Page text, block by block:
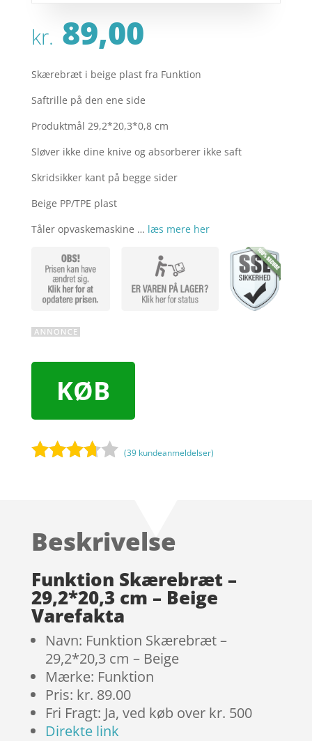
kr. 89,00
Skærebræt i beige plast fra Funktion
Saftrille på den ene side
Produktmål 29,2*20,3*0,8 cm
Sløver ikke dine knive og absorberer ikke saft
Skridsikker kant på begge sider
Beige PP/TPE plast
Tåler opvaskemaskine … læs mere her
KØB
baseret
kundebe
dømmel
ser
(39 kundeanmeldelser)
Beskrivelse
Funktion Skærebræt –
29,2*20,3 cm – Beige
Varefakta
Navn: Funktion Skærebræt –
29,2*20,3 cm – Beige
Mærke: Funktion
Pris: kr. 89.00
Fri Fragt: Ja, ved køb over kr. 500
Direkte link